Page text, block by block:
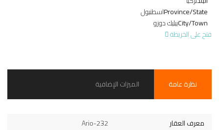
Province/Stateاسطنبول
City/Townبيليك دوزو
فتح على الخريطة
نظرة عامة الميزات الإضافية
معرف العقار
Ario-232